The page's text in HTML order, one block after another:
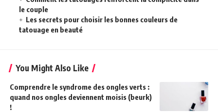
le couple
Les secrets pour choisir les bonnes couleurs de
tatouage en beauté
You Might Also Like
Comprendre le syndrome des ongles verts :
quand nos ongles deviennent moisis (beurk)
!